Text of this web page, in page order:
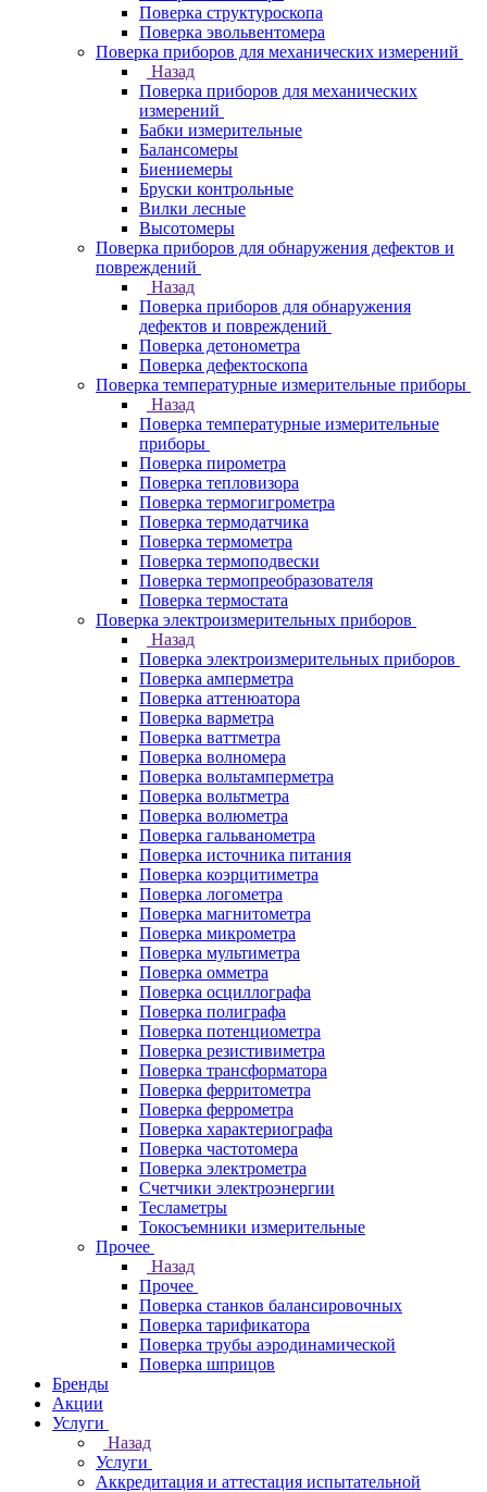
Поверка структуроскопа
Поверка эвольвентомера
Поверка приборов для механических измерений
Назад
Поверка приборов для механических
измерений
Бабки измерительные
Балансомеры
Биениемеры
Бруски контрольные
Вилки лесные
Высотомеры
Поверка приборов для обнаружения дефектов и
повреждений
Назад
Поверка приборов для обнаружения
дефектов и повреждений
Поверка детонометра
Поверка дефектоскопа
Поверка температурные измерительные приборы
Назад
Поверка температурные измерительные
приборы
Поверка пирометра
Поверка тепловизора
Поверка термогигрометра
Поверка термодатчика
Поверка термометра
Поверка термоподвески
Поверка термопреобразователя
Поверка термостата
Поверка электроизмерительных приборов
Назад
Поверка электроизмерительных приборов
Поверка амперметра
Поверка аттенюатора
Поверка варметра
Поверка ваттметра
Поверка волномера
Поверка вольтамперметра
Поверка вольтметра
Поверка волюметра
Поверка гальванометра
Поверка источника питания
Поверка коэрцитиметра
Поверка логометра
Поверка магнитометра
Поверка микрометра
Поверка мультиметра
Поверка омметра
Поверка осциллографа
Поверка полиграфа
Поверка потенциометра
Поверка резистивиметра
Поверка трансформатора
Поверка ферритометра
Поверка феррометра
Поверка характериографа
Поверка частотомера
Поверка электрометра
Счетчики электроэнергии
Тесламетры
Токосъемники измерительные
Прочее
Назад
Прочее
Поверка станков балансировочных
Поверка тарификатора
Поверка трубы аэродинамической
Поверка шприцов
Бренды
Акции
Услуги
Назад
Услуги
Аккредитация и аттестация испытательной